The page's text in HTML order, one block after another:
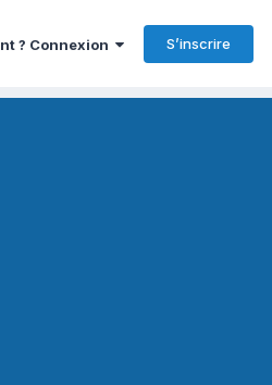
? Connexion S’inscrire